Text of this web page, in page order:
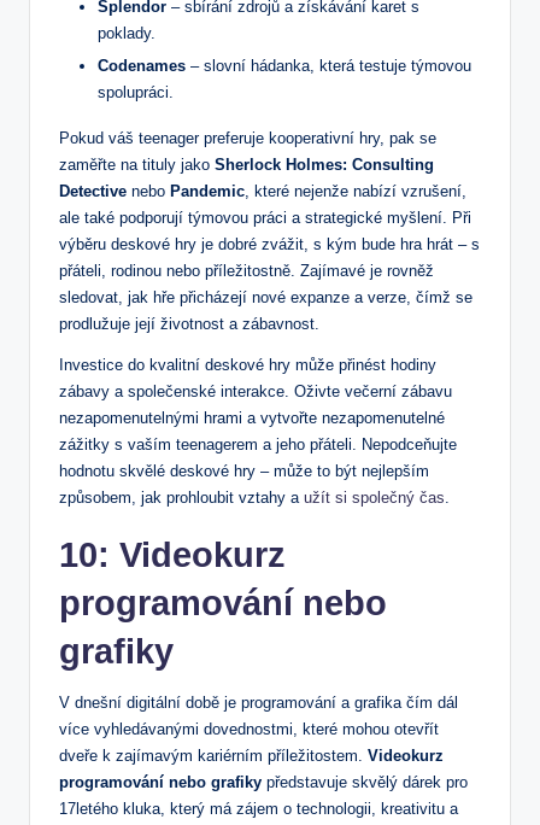
Splendor – sbírání zdrojů a získávání karet s
poklady.
Codenames – slovní hádanka, která testuje týmovou
spolupráci.
Pokud váš teenager preferuje kooperativní hry, pak se
zaměřte na tituly jako Sherlock Holmes: Consulting
Detective nebo Pandemic, které nejenže nabízí vzrušení,
ale také podporují týmovou práci a strategické myšlení. Při
výběru deskové hry je dobré zvážit, s kým bude hra hrát – s
přáteli, rodinou nebo příležitostně. Zajímavé je rovněž
sledovat, jak hře přicházejí nové expanze a verze, čímž se
prodlužuje její životnost a zábavnost.
Investice do kvalitní deskové hry může přinést hodiny
zábavy a společenské interakce. Oživte večerní zábavu
nezapomenutelnými hrami a vytvořte nezapomenutelné
zážitky s vaším teenagerem a jeho přáteli. Nepodceňujte
hodnotu skvělé deskové hry – může to být nejlepším
způsobem, jak prohloubit vztahy a užít si společný čas.
10: Videokurz
programování nebo
grafiky
V dnešní digitální době je programování a grafika čím dál
více vyhledávanými dovednostmi, které mohou otevřít
dveře k zajímavým kariérním příležitostem. Videokurz
programování nebo grafiky představuje skvělý dárek pro
17letého kluka, který má zájem o technologii, kreativitu a